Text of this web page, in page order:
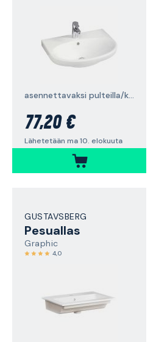
asennettavaksi pulteilla/kannakkeilla, 56 cm
77,20 €
Lähetetään ma 10. elokuuta
GUSTAVSBERG
Pesuallas
Graphic
4,0